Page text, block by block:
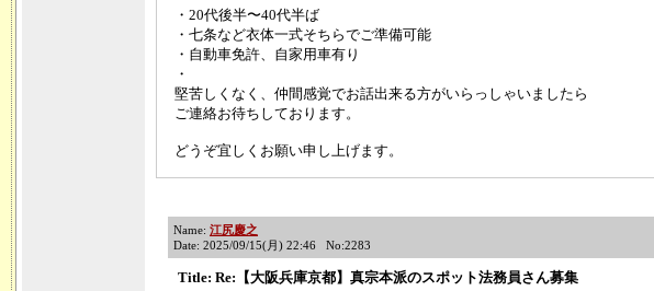
・20代後半〜40代半ば
・七条など衣体一式そちらでご準備可能
・自動車免許、自家用車有り
・
堅苦しくなく、仲間感覚でお話出来る方がいらっしゃいましたら
ご連絡お待ちしております。
どうぞ宜しくお願い申し上げます。
Name: 江尻慶之
Date: 2025/09/15(月) 22:46 No:2283
Title: Re:【大阪兵庫京都】真宗本派のスポット法務員さん募集